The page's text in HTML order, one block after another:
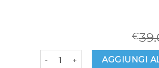
€
borsa lavoro donna quantità
AGGIUNGI